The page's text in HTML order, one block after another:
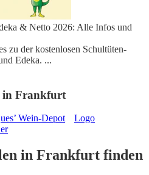
& Netto 2026: Alle Infos und
zu der kostenlosen Schultüten-
Edeka. ...
in Frankfurt
Wein-Depot
Logo
in Frankfurt finden